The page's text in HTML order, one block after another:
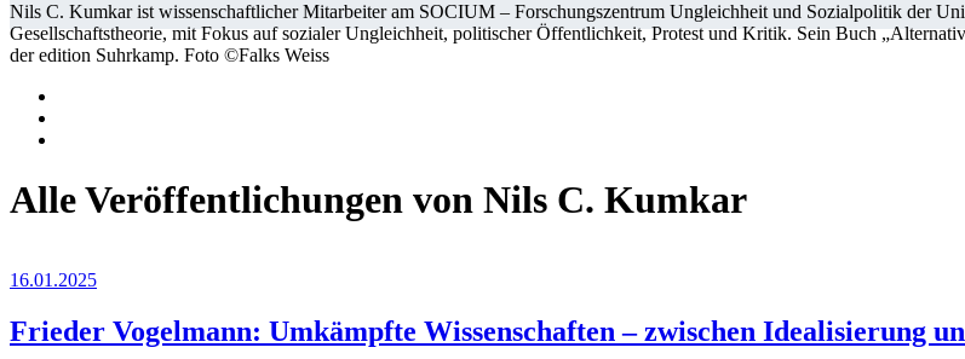
Nils C. Kumkar ist wissenschaftlicher Mitarbeiter am SOCIUM – Forschungszentrum Ungleichheit und Sozialpolitik der
Gesellschaftstheorie, mit Fokus auf sozialer Ungleichheit, politischer Öffentlichkeit, Protest und Kritik. Sein Buch
der edition Suhrkamp. Foto ©Falks Weiss
Alle Veröffentlichungen von Nils C. Kumkar
16.01.2025
Frieder Vogelmann: Umkämpfte Wissenschaften – zwischen Idealisierung